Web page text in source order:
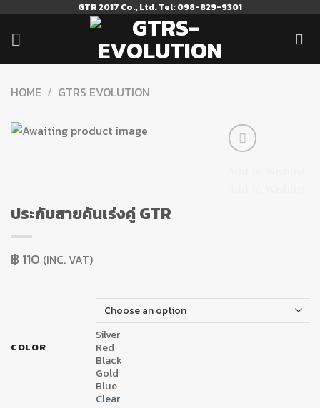
content
GTR 2017 Co., Ltd. Tel: 098-829-9301
HOME / GTRS EVOLUTION
ประกับสายคันเร่งคู่ GTR
฿ 110 (INC. VAT)
COLOR
Silver
Red
Black
Gold
Blue
Clear